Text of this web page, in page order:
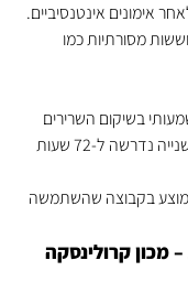
אימונים אינטנסיביים.
מסורתיות כמו
בשיקום השרירים
בתוך 24 שעות בלבד, בעוד שהקבוצה השנייה נדרשה ל-72 שעות
בכאב השרירים ב-30% בממוצע בקבוצה שהשתמשה
מכון קרולינסקה